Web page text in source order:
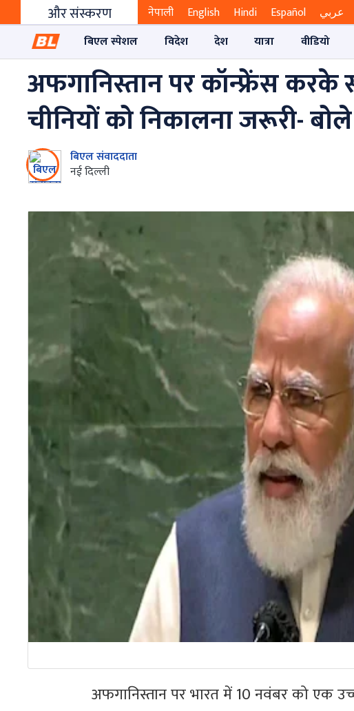
और संस्करण नेपाली English Hindi Español عربي
बिएल स्पेशल
विदेश देश यात्रा वीडियो
अफगानिस्तान पर कॉन्फ्रेंस करके
चीनियों को निकालना जरूरी-
बिएल संवाददाता
नई दिल्ली
अफगानिस्तान पर भारत में 10 नवंबर को एक उच्च